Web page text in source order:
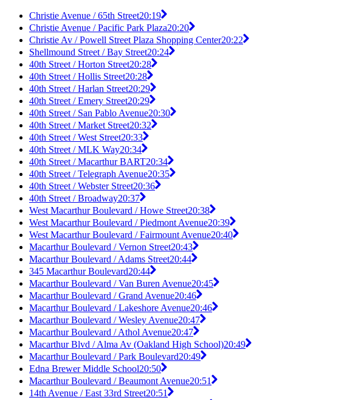
Christie Avenue / 65th Street20:19
Christie Avenue / Pacific Park Plaza20:20
Christie Av / Powell Street Plaza Shopping Center20:22
Shellmound Street / Bay Street20:24
40th Street / Horton Street20:28
40th Street / Hollis Street20:28
40th Street / Harlan Street20:29
40th Street / Emery Street20:29
40th Street / San Pablo Avenue20:30
40th Street / Market Street20:32
40th Street / West Street20:33
40th Street / MLK Way20:34
40th Street / Macarthur BART20:34
40th Street / Telegraph Avenue20:35
40th Street / Webster Street20:36
40th Street / Broadway20:37
West Macarthur Boulevard / Howe Street20:38
West Macarthur Boulevard / Piedmont Avenue20:39
West Macarthur Boulevard / Fairmount Avenue20:40
Macarthur Boulevard / Vernon Street20:43
Macarthur Boulevard / Adams Street20:44
345 Macarthur Boulevard20:44
Macarthur Boulevard / Van Buren Avenue20:45
Macarthur Boulevard / Grand Avenue20:46
Macarthur Boulevard / Lakeshore Avenue20:46
Macarthur Boulevard / Wesley Avenue20:47
Macarthur Boulevard / Athol Avenue20:47
Macarthur Blvd / Alma Av (Oakland High School)20:49
Macarthur Boulevard / Park Boulevard20:49
Edna Brewer Middle School20:50
Macarthur Boulevard / Beaumont Avenue20:51
14th Avenue / East 33rd Street20:51